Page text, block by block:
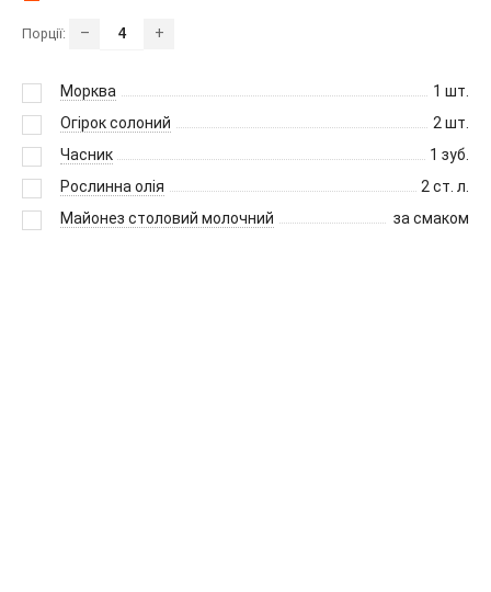
Порції: – +
Морква 1 шт.
Огірок солоний
2 шт.
Часник
1 зуб.
Рослинна олія
2 ст. л.
Майонез столовий молочний
за смаком